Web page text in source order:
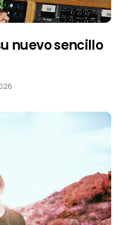
nuevo sencillo